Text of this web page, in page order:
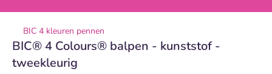
BIC 4 kleuren pennen
BIC® 4 Colours® balpen - kunststof -
tweekleurig